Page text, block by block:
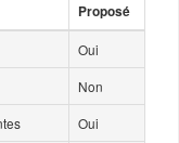
Proposé
Oui
Non
Oui